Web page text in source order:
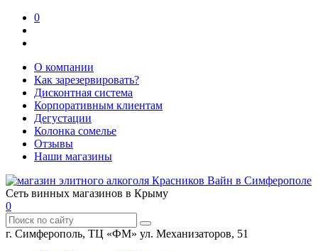
0
О компании
Как зарезервировать?
Дисконтная система
Корпоративным клиентам
Дегустации
Колонка сомелье
Отзывы
Наши магазины
Сеть винных магазинов в Крыму
0
г. Симферополь, ТЦ «ФМ» ул. Механизаторов, 51